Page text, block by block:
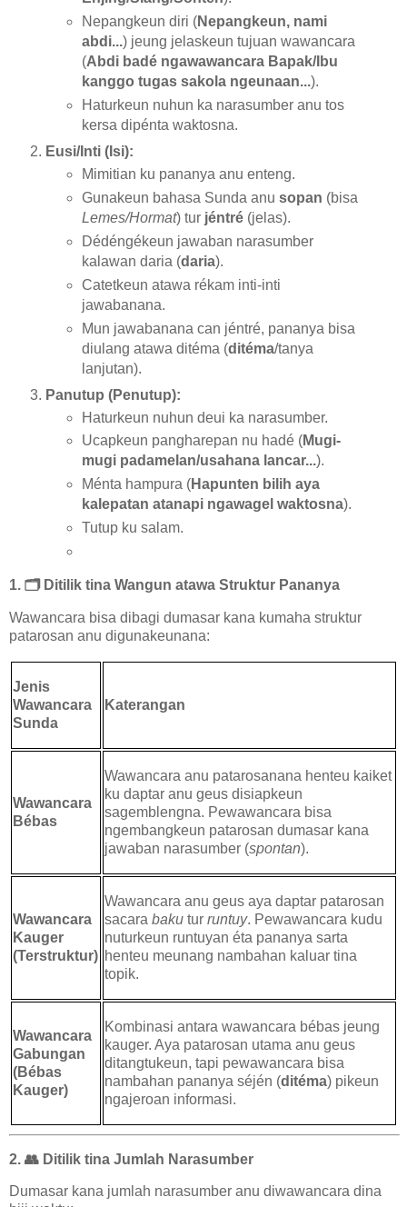
Nepangkeun diri (Nepangkeun, nami
abdi...) jeung jelaskeun tujuan wawancara
(Abdi badé ngawawancara Bapak/Ibu
kanggo tugas sakola ngeunaan...).
Haturkeun nuhun ka narasumber anu tos
kersa dipénta waktosna.
Eusi/Inti (Isi):
Mimitian ku pananya anu enteng.
Gunakeun bahasa Sunda anu sopan (bisa
Lemes/Hormat) tur jéntré(jelas).
Dédéngékeun jawaban narasumber
kalawan daria (daria).
Catetkeun atawa rékam inti-inti
jawabanana.
Mun jawabanana can jéntré, pananya bisa
diulang atawa ditéma (ditéma/tanya
lanjutan).
Panutup (Penutup):
Haturkeun nuhun deui ka narasumber.
Ucapkeun pangharepan nu hadé (Mugi-
mugi padamelan/usahana lancar...).
Ménta hampura (Hapunten bilih aya
kalepatan atanapi ngawagel waktosna).
Tutup ku salam.
1. 🗂️Ditilik tina Wangun atawa Struktur Pananya
Wawancara bisa dibagi dumasar kana kumaha struktur
patarosan anu digunakeunana:
Jenis
Wawancara
Sunda
Katerangan
Wawancara
Bébas
Wawancara anu patarosanana henteu kaiket
ku daptar anu geus disiapkeun
sagemblengna. Pewawancara bisa
ngembangkeun patarosan dumasar kana
jawaban narasumber (spontan).
Wawancara
Kauger
(Terstruktur)
Wawancara anu geus aya daptar patarosan
sacarabaku turruntuy. Pewawancara kudu
nuturkeun runtuyan éta pananya sarta
henteu meunang nambahan kaluar tina
topik.
Wawancara
Gabungan
(Bébas
Kauger)
Kombinasi antara wawancara bébas jeung
kauger. Aya patarosan utama anu geus
ditangtukeun, tapi pewawancara bisa
nambahan pananya séjén (ditéma) pikeun
ngajeroan informasi.
2. 👥 Ditilik tina Jumlah Narasumber
Dumasar kana jumlah narasumber anu diwawancara dina